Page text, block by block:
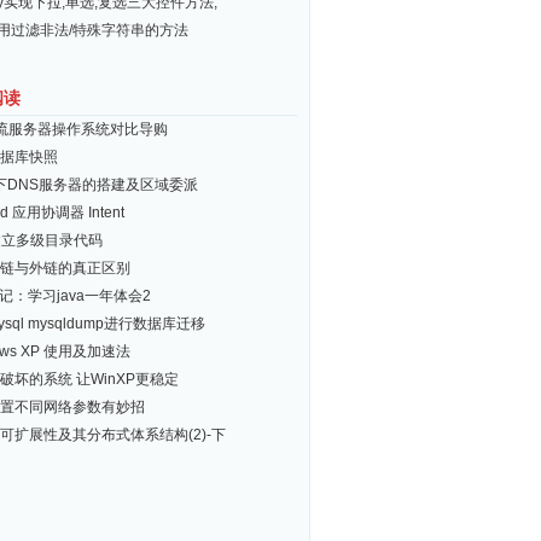
过滤非法/特殊字符串的方法
读
服务器操作系统对比导购
库快照
DNS服务器的搭建及区域委派
应用协调器 Intent
多级目录代码
与外链的真正区别
：学习java一年体会2
mysqldump进行数据库迁移
XP 使用及加速法
坏的系统 让WinXP更稳定
不同网络参数有妙招
扩展性及其分布式体系结构(2)-下